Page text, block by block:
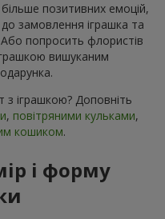
позитивних емоцій,
замовлення іграшка та
попросить флористів
вишуканим
іграшкою? Доповніть
, повітряними кульками,
кошиком.
і форму